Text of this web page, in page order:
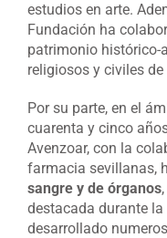
estudios en arte.
Fundación ha
patrimonio histórico-
religiosos y civiles
Por su parte, en el
cuarenta y cinco
Avenzoar, con la
farmacia sevillanas, h
sangre y de órganos
destacada durante
desarrollado